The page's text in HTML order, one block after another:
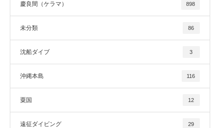
慶良間（ケラマ） 898
未分類 86
沈船ダイブ 3
沖縄本島 116
粟国 12
遠征ダイビング 29